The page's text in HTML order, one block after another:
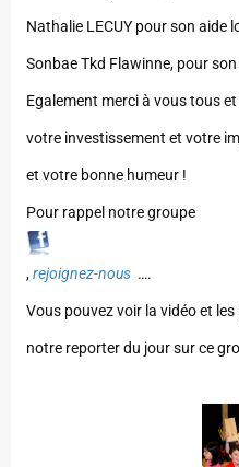
Nathalie LECUY pour son aide
Sonbae Tkd Flawinne, pour
Egalement merci à vous tous
votre investissement et votre
et votre bonne humeur !
Pour rappel notre groupe
,rejoignez-nous ….
Vous pouvez voir la vidéo et
notre reporter du jour sur ce